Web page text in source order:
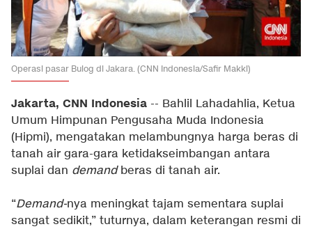
Operasi pasar Bulog di Jakara. (CNN Indonesia/Safir Makki)
Jakarta, CNN Indonesia -- Bahlil Lahadahlia, Ketua
Umum Himpunan Pengusaha Muda Indonesia
(Hipmi), mengatakan melambungnya harga beras di
tanah air gara-gara ketidakseimbangan antara
suplai dan demandberas di tanah air.
“Demand-nya meningkat tajam sementara suplai
sangat sedikit,” tuturnya, dalam keterangan resmi di